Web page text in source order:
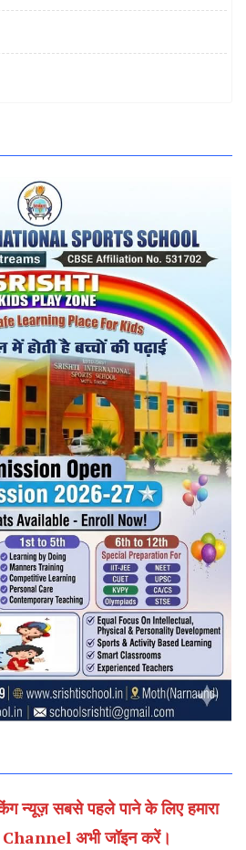
न्यूज़ सबसे पहले पाने के लिए हमारा
अभी जॉइन करें।